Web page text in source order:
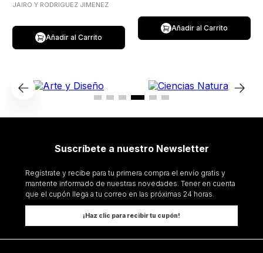
JAIRO Y RODRIGUEZ JIMENEZ
Añadir al Carrito
Añadir al Carrito
Suscríbete a nuestro Newsletter
Regístrate y recibe para tu primera compra el envío gratis y
mantente informado de nuestras novedades. Tener en cuenta
que el cupón llega a tu correo en las próximas 24 horas.
¡Haz clic para recibir tu cupón!